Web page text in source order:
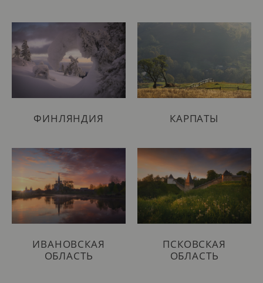
ФИНЛЯНДИЯ КАРПАТЫ
ИВАНОВСКАЯ
ОБЛАСТЬ
ПСКОВСКАЯ
ОБЛАСТЬ